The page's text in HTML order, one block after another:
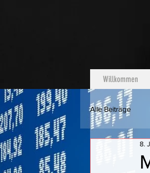
Willkommen
Alle Beiträge
8.